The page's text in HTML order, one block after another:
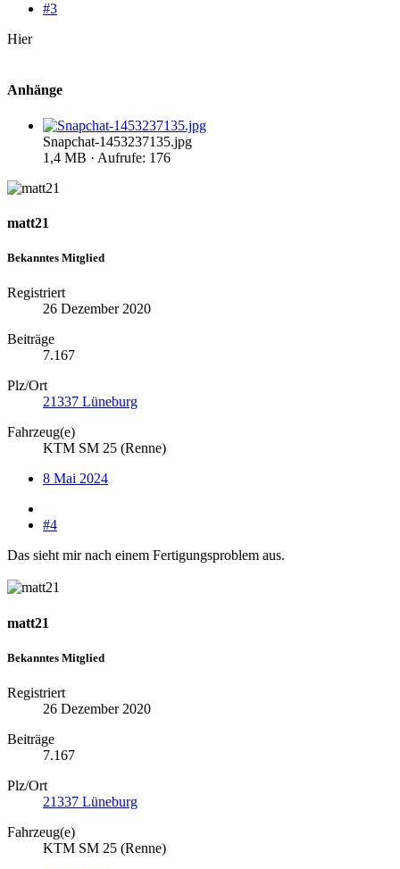
#3
Hier
Anhänge
Snapchat-1453237135.jpg
1,4 MB · Aufrufe: 176
matt21
Bekanntes Mitglied
Registriert
26 Dezember 2020
Beiträge
7.167
Plz/Ort
21337 Lüneburg
Fahrzeug(e)
KTM SM 25 (Renne)
8 Mai 2024
#4
Das sieht mir nach einem Fertigungsproblem aus.
matt21
Bekanntes Mitglied
Registriert
26 Dezember 2020
Beiträge
7.167
Plz/Ort
21337 Lüneburg
Fahrzeug(e)
KTM SM 25 (Renne)